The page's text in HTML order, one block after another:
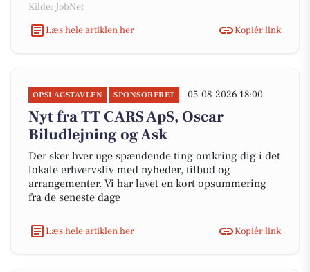
Kilde: JobNet
Læs hele artiklen her
Kopiér link
OPSLAGSTAVLEN SPONSORERET 05-08-2026 18:00
Nyt fra TT CARS ApS, Oscar
Biludlejning og Ask
Der sker hver uge spændende ting omkring dig i det
lokale erhvervsliv med nyheder, tilbud og
arrangementer. Vi har lavet en kort opsummering
fra de seneste dage
Læs hele artiklen her Kopiér link